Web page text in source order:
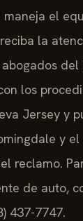
el
la
abogados
los
Jersey y
y
reclamo.
de auto,
437-7747.